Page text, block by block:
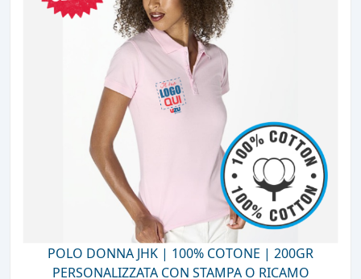
POLO DONNA JHK | 100% COTONE | 200GR
PERSONALIZZATA CON STAMPA O RICAMO